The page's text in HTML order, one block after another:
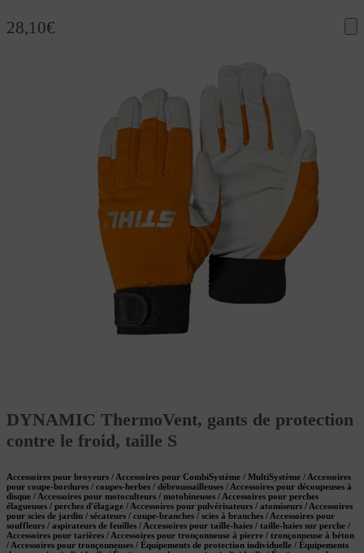
28,10€
DYNAMIC ThermoVent, gants de protection
contre le froid, taille S
Accessoires pour broyeurs / Accessoires pour CombiSystème / MultiSystème / Accessoires
pour coupe-bordures / coupes-herbes / débroussailleuses / Accessoires pour découpeuses à
disque / Accessoires pour motoculteurs / motobineuses / Accessoires pour perches
élagueuses / perches d'élagage / Accessoires pour pulvérisateurs / atomiseurs / Accessoires
pour scies de jardin / sécateurs / coupe-branches / scies à branches / Accessoires pour
souffleurs / aspirateurs de feuilles / Accessoires pour taille-haies / taille-haies sur perche /
Accessoires pour tarières / Accessoires pour tronçonneuse à pierre / tronçonneuse à béton
/ Accessoires pour tronçonneuses / Équipements de protection individuelle / Équipements